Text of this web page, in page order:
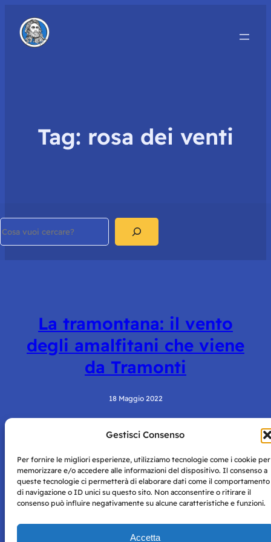
Gestisci Consenso
Per fornire le migliori esperienze, utilizziamo tecnologie come i cookie per
memorizzare e/o accedere alle informazioni del dispositivo. Il consenso a
queste tecnologie ci permetterà di elaborare dati come il comportamento
di navigazione o ID unici su questo sito. Non acconsentire o ritirare il
consenso può influire negativamente su alcune caratteristiche e funzioni.
Accetta
Tag: rosa dei venti
La tramontana: il vento
degli amalfitani che viene
da Tramonti
18 Maggio 2022
Napoli con autorizzazione numero 38 del 25/9/2019.
Tutte le immagini e i contenuti su questo sito sono forniti